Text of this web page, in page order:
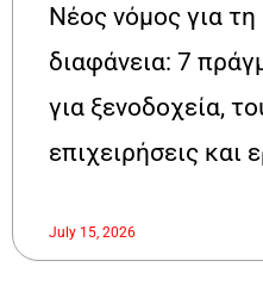
Νέος νόμος για τη
διαφάνεια: 7
για ξενοδοχεία,
επιχειρήσεις και
July 15, 2026